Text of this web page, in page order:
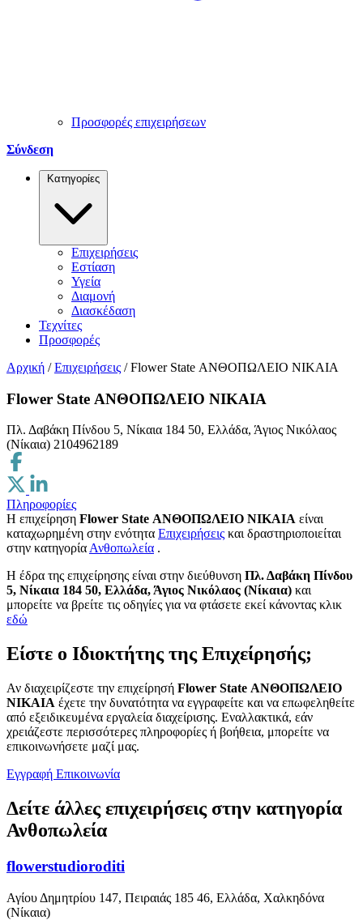
Προσφορές επιχειρήσεων
Σύνδεση
Κατηγορίες
Επιχειρήσεις
Εστίαση
Υγεία
Διαμονή
Διασκέδαση
Τεχνίτες
Προσφορές
Αρχική / Επιχειρήσεις / Flower State ΑΝΘΟΠΩΛΕΙΟ ΝΙΚΑΙΑ
Flower State ΑΝΘΟΠΩΛΕΙΟ ΝΙΚΑΙΑ
Πλ. Δαβάκη Πίνδου 5, Νίκαια 184 50, Ελλάδα, Άγιος Νικόλαος
(Νίκαια) 2104962189
Πληροφορίες
Η επιχείρηση Flower State ΑΝΘΟΠΩΛΕΙΟ ΝΙΚΑΙΑ είναι
καταχωρημένη στην ενότητα Επιχειρήσεις και δραστηριοποιείται
στην κατηγορίαΑνθοπωλεία .
H έδρα της επιχείρησης είναι στην διεύθυνση Πλ. Δαβάκη Πίνδου
5, Νίκαια 184 50, Ελλάδα, Άγιος Νικόλαος (Νίκαια) και
μπορείτε να βρείτε τις οδηγίες για να φτάσετε εκεί κάνοντας κλικ
εδώ
Είστε ο Ιδιοκτήτης της Επιχείρησής;
Αν διαχειρίζεστε την επιχείρησή Flower State ΑΝΘΟΠΩΛΕΙΟ
ΝΙΚΑΙΑ έχετε την δυνατότητα να εγγραφείτε και να επωφεληθείτε
από εξειδικευμένα εργαλεία διαχείρισης. Εναλλακτικά, εάν
χρειάζεστε περισσότερες πληροφορίες ή βοήθεια, μπορείτε να
επικοινωνήσετε μαζί μας.
Εγγραφή Επικοινωνία
Δείτε άλλες επιχειρήσεις στην κατηγορία
Ανθοπωλεία
flowerstudioroditi
Αγίου Δημητρίου 147, Πειραιάς 185 46, Ελλάδα, Χαλκηδόνα
(Νίκαια)